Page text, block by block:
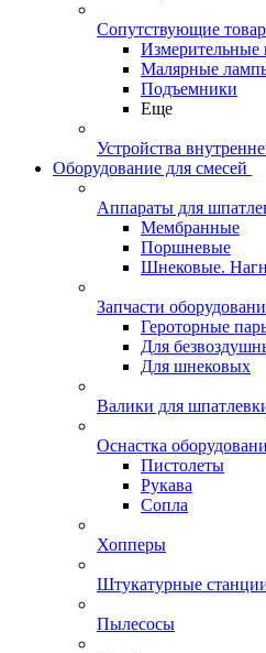
Сопутствующие
Измерительные
Малярные
Подъемники
Еще
Устройства
Оборудование для смесей
Аппараты для
Мембранные
Поршневые
Шнековые.
Запчасти
Героторные
Для
Для шнековых
Валики для
Оснастка
Пистолеты
Рукава
Сопла
Хопперы
Штукатурные
Пылесосы